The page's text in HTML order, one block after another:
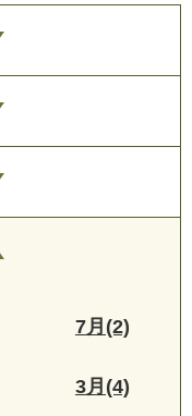
7月(2)
3月(4)